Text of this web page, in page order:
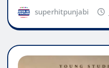
superhitpunjabi